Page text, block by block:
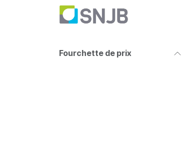
Se rendre au contenu
Fourchette de prix